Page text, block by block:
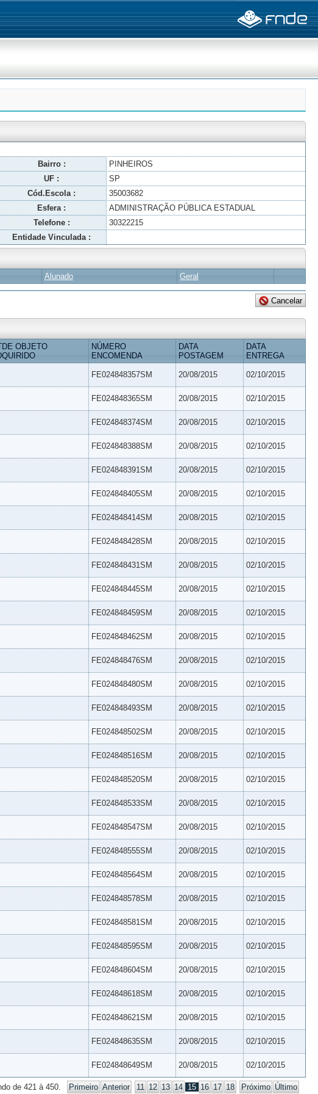
Bairro :
PINHEIROS
UF :
SP
Cód.Escola :
35003682
Esfera :
ADMINISTRAÇÃO PÚBLICA ESTADUAL
Telefone :
30322215
Entidade Vinculada :
Alunado Geral
OBJETO
NÚMERO
ENCOMENDA
DATA
POSTAGEM
DATA
ENTREGA
FE024848357SM 20/08/2015 02/10/2015
FE024848365SM 20/08/2015 02/10/2015
FE024848374SM 20/08/2015 02/10/2015
FE024848388SM 20/08/2015 02/10/2015
FE024848391SM 20/08/2015 02/10/2015
FE024848405SM 20/08/2015 02/10/2015
FE024848414SM 20/08/2015 02/10/2015
FE024848428SM 20/08/2015 02/10/2015
FE024848431SM 20/08/2015 02/10/2015
FE024848445SM 20/08/2015 02/10/2015
FE024848459SM 20/08/2015 02/10/2015
FE024848462SM 20/08/2015 02/10/2015
FE024848476SM 20/08/2015 02/10/2015
FE024848480SM 20/08/2015 02/10/2015
FE024848493SM 20/08/2015 02/10/2015
FE024848502SM 20/08/2015 02/10/2015
FE024848516SM 20/08/2015 02/10/2015
FE024848520SM 20/08/2015 02/10/2015
FE024848533SM 20/08/2015 02/10/2015
FE024848547SM 20/08/2015 02/10/2015
FE024848555SM 20/08/2015 02/10/2015
FE024848564SM 20/08/2015 02/10/2015
FE024848578SM 20/08/2015 02/10/2015
FE024848581SM 20/08/2015 02/10/2015
FE024848595SM 20/08/2015 02/10/2015
FE024848604SM 20/08/2015 02/10/2015
FE024848618SM 20/08/2015 02/10/2015
FE024848621SM 20/08/2015 02/10/2015
FE024848635SM 20/08/2015 02/10/2015
FE024848649SM 20/08/2015 02/10/2015
de 421 à 450. Primeiro Anterior 11 12 13 14 15 16 17 18 Próximo Último